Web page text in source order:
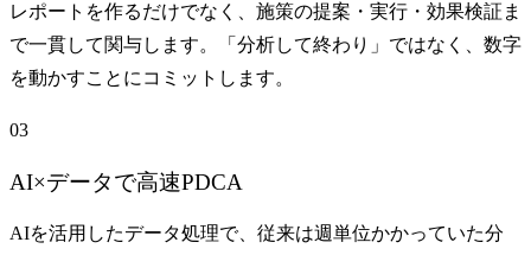
レポートを作るだけでなく、施策の提案・実行・効果検証ま
で一貫して関与します。「分析して終わり」ではなく、数字
を動かすことにコミットします。
03
AI×データで高速PDCA
AIを活用したデータ処理で、従来は週単位かかっていた分